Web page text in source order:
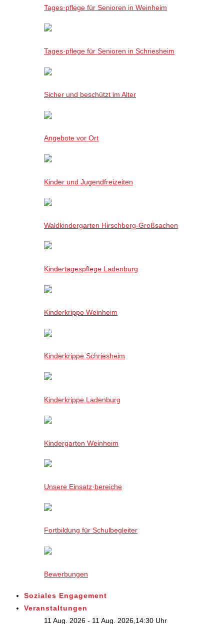
Tages·pflege für Senioren in Weinheim
Tages·pflege für Senioren in Schriesheim
Sicher und beschützt im Alter
Angebote vor Ort
Kinder und Jugendfreizeiten
Waldkindergarten Hirschberg-Großsachen
Kindertagespflege Ladenburg
Kinderkrippe Weinheim
Kinderkrippe Schriesheim
Kinderkrippe Ladenburg
Kindergarten Weinheim
Unsere Einsatz·bereiche
Fortbildung für Schulbegleiter
Bewerbungen
Soziales Engagement
Veranstaltungen
11 Aug. 2026 - 11 Aug. 2026,14:30 Uhr